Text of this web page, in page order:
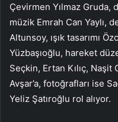
Çevirmen Yılmaz Gruda,
müzik Emrah Can Yaylı,
Altunsoy, ışık tasarımı
Yüzbaşıoğlu, hareket
Seçkin, Ertan Kılıç, Naşit
Avşar’a, fotoğrafları ise
Yeliz Şatıroğlu rol alıyor.